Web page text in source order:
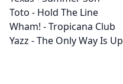
Toto - Hold The Line
Wham! - Tropicana Club
Yazz - The Only Way Is Up